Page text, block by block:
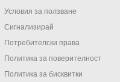
Условия за ползване
Сигнализирай
Потребителски права
Политика за поверителност
Политика за бисквитки